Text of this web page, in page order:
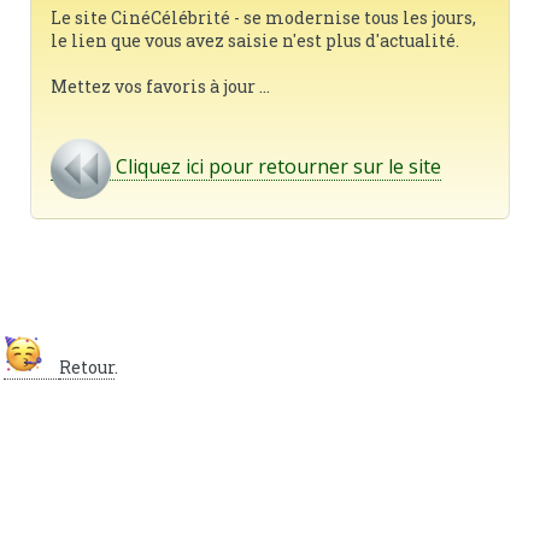
Le site CinéCélébrité - se modernise tous les jours,
le lien que vous avez saisie n'est plus d'actualité.
Mettez vos favoris à jour ...
Cliquez ici pour retourner sur le site
Retour.